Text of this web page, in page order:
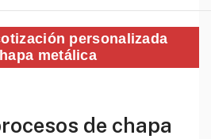
personalizada
metálica
de chapa